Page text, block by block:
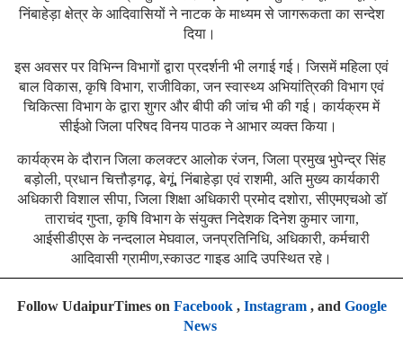
निंबाहेड़ा क्षेत्र के आदिवासियों ने नाटक के माध्यम से जागरूकता का सन्देश
दिया।
इस अवसर पर विभिन्न विभागों द्वारा प्रदर्शनी भी लगाई गई। जिसमें महिला एवं
बाल विकास, कृषि विभाग, राजीविका, जन स्वास्थ्य अभियांत्रिकी विभाग एवं
चिकित्सा विभाग के द्वारा शुगर और बीपी की जांच भी की गई। कार्यक्रम में
सीईओ जिला परिषद विनय पाठक ने आभार व्यक्त किया।
कार्यक्रम के दौरान जिला कलक्टर आलोक रंजन, जिला प्रमुख भुपेन्द्र सिंह
बड़ोली, प्रधान चित्तौड़गढ़, बेगूं, निंबाहेड़ा एवं राशमी, अति मुख्य कार्यकारी
अधिकारी विशाल सीपा, जिला शिक्षा अधिकारी प्रमोद दशोरा, सीएमएचओ डॉ
ताराचंद गुप्ता, कृषि विभाग के संयुक्त निदेशक दिनेश कुमार जागा,
आईसीडीएस के नन्दलाल मेघवाल, जनप्रतिनिधि, अधिकारी, कर्मचारी
आदिवासी ग्रामीण,स्काउट गाइड आदि उपस्थित रहे।
Follow UdaipurTimes on Facebook, Instagram, and Google
News